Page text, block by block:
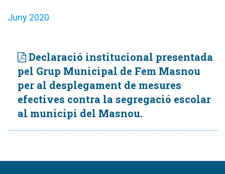
Juny 2020
Declaració institucional presentada
pel Grup Municipal de Fem Masnou
per al desplegament de mesures
efectives contra la segregació escolar
al municipi del Masnou.